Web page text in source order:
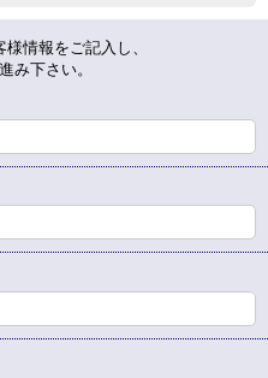
情報をご記入し、
み下さい。